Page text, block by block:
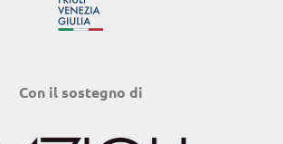
Con il sostegno di